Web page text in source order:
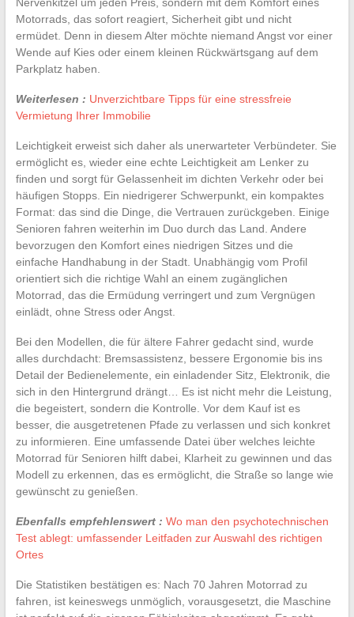
Motorrads, das sofort reagiert, Sicherheit gibt und nicht
ermüdet. Denn in diesem Alter möchte niemand Angst vor einer
Wende auf Kies oder einem kleinen Rückwärtsgang auf dem
Parkplatz haben.
Weiterlesen : Unverzichtbare Tipps für eine stressfreie
Vermietung Ihrer Immobilie
Leichtigkeit erweist sich daher als unerwarteter Verbündeter. Sie
ermöglicht es, wieder eine echte Leichtigkeit am Lenker zu
finden und sorgt für Gelassenheit im dichten Verkehr oder bei
häufigen Stopps. Ein niedrigerer Schwerpunkt, ein kompaktes
Format: das sind die Dinge, die Vertrauen zurückgeben. Einige
Senioren fahren weiterhin im Duo durch das Land. Andere
bevorzugen den Komfort eines niedrigen Sitzes und die
einfache Handhabung in der Stadt. Unabhängig vom Profil
orientiert sich die richtige Wahl an einem zugänglichen
Motorrad, das die Ermüdung verringert und zum Vergnügen
einlädt, ohne Stress oder Angst.
Bei den Modellen, die für ältere Fahrer gedacht sind, wurde
alles durchdacht: Bremsassistenz, bessere Ergonomie bis ins
Detail der Bedienelemente, ein einladender Sitz, Elektronik, die
sich in den Hintergrund drängt… Es ist nicht mehr die Leistung,
die begeistert, sondern die Kontrolle. Vor dem Kauf ist es
besser, die ausgetretenen Pfade zu verlassen und sich konkret
zu informieren. Eine umfassende Datei über welches leichte
Motorrad für Senioren hilft dabei, Klarheit zu gewinnen und das
Modell zu erkennen, das es ermöglicht, die Straße so lange wie
gewünscht zu genießen.
Ebenfalls empfehlenswert : Wo man den psychotechnischen
Test ablegt: umfassender Leitfaden zur Auswahl des richtigen
Ortes
Die Statistiken bestätigen es: Nach 70 Jahren Motorrad zu
fahren, ist keineswegs unmöglich, vorausgesetzt, die Maschine